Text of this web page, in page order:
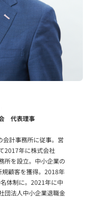
代表理事
計事務所に従事。営
2017年に株式会社
所を設立。中小企業の
顧客を獲得。2018年
体制に。2021年に中
団法人中小企業退職金